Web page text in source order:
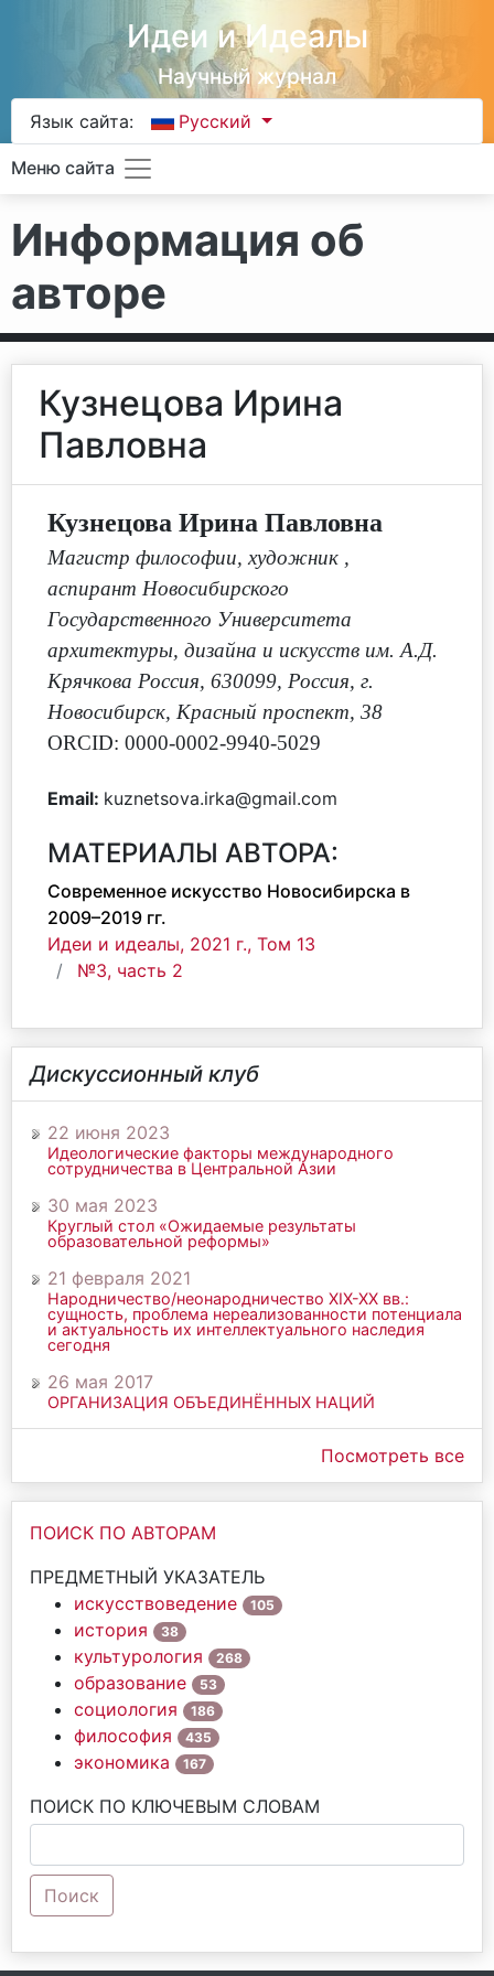
Идеи и Идеалы
Научный журнал
Язык сайта: Русский
Меню сайта
Информация об
авторе
Кузнецова Ирина
Павловна
Кузнецова Ирина Павловна
Магистр философии, художник ,
аспирант Новосибирского
Государственного Университета
архитектуры, дизайна и искусств им. А.Д.
Крячкова Россия, 630099, Россия, г.
Новосибирск, Красный проспект, 38
ORCID: 0000-0002-9940-5029
Email: kuznetsova.irka@gmail.com
МАТЕРИАЛЫ АВТОРА:
Современное искусство Новосибирска в
2009–2019 гг.
Идеи и идеалы, 2021 г., Том 13
№3, часть 2
Дискуссионный клуб
22 июня 2023
Идеологические факторы международного
сотрудничества в Центральной Азии
30 мая 2023
Круглый стол «Ожидаемые результаты
образовательной реформы»
21 февраля 2021
Народничество/неонародничество ХIХ-ХХ вв.:
сущность, проблема нереализованности потенциала
и актуальность их интеллектуального наследия
сегодня
26 мая 2017
ОРГАНИЗАЦИЯ ОБЪЕДИНЁННЫХ НАЦИЙ
Посмотреть все
ПОИСК ПО АВТОРАМ
ПРЕДМЕТНЫЙ УКАЗАТЕЛЬ
искусствоведение
105
история 38
культурология 268
образование 53
социология 186
философия 435
экономика 167
ПОИСК ПО КЛЮЧЕВЫМ СЛОВАМ
Поиск